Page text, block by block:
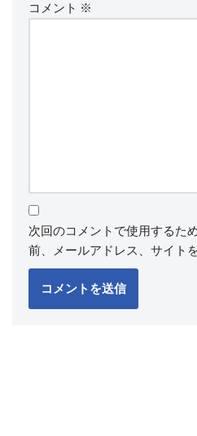
コメント ※
次回のコメントで使用するた
前、メールアドレス、サイト